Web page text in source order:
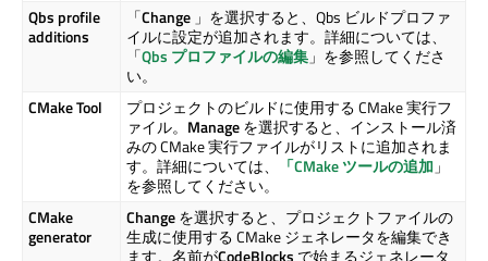
Qbs profile
additions
「Change 」を選択すると、Qbs ビルドプロファ
イルに設定が追加されます。詳細については、
「Qbs プロファイルの編集 」を参照してくださ
い。
CMake Tool
プロジェクトのビルドに使用する CMake 実行フ
ァイル。 Manageを選択すると、インストール済
みの CMake 実行ファイルがリストに追加されま
す。詳細については、
「CMake ツールの追加 」
を参照してください。
CMake
generator
Changeを選択すると、プロジェクトファイルの
生成に使用する CMake ジェネレータを編集でき
ます。名前がCodeBlocks で始まるジェネレータ